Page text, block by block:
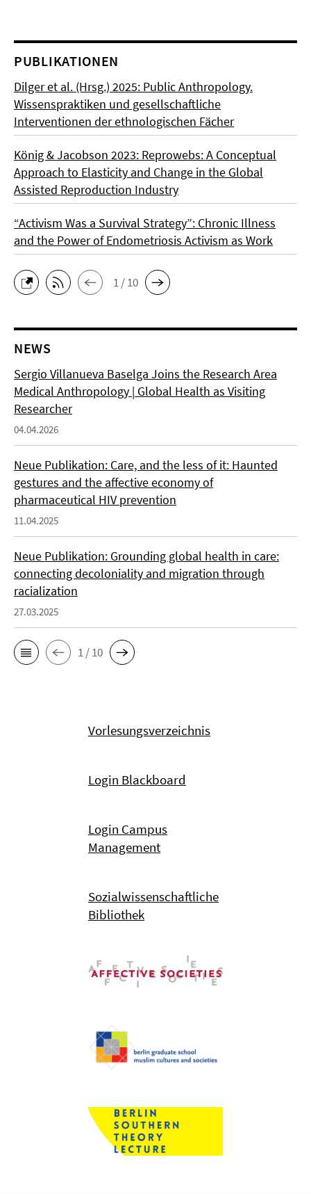
PUBLIKATIONEN
Dilger et al. (Hrsg.) 2025: Public Anthropology.
Wissenspraktiken und gesellschaftliche
Interventionen der ethnologischen Fächer
König & Jacobson 2023: Reprowebs: A Conceptual
Approach to Elasticity and Change in the Global
Assisted Reproduction Industry
“Activism Was a Survival Strategy”: Chronic Illness
and the Power of Endometriosis Activism as Work
1 / 10
NEWS
Sergio Villanueva Baselga Joins the Research Area
Medical Anthropology | Global Health as Visiting
Researcher
04.04.2026
Neue Publikation: Care, and the less of it: Haunted
gestures and the affective economy of
pharmaceutical HIV prevention
11.04.2025
Neue Publikation: Grounding global health in care:
connecting decoloniality and migration through
racialization
27.03.2025
1 / 10
Vorlesungsverzeichnis
Login Blackboard
Login Campus
Management
Sozialwissenschaftliche
Bibliothek